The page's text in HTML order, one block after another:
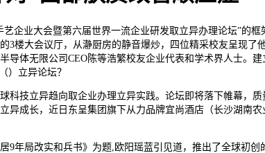
业大会暨第六届世界一流企业研发取立异办理论坛”的
3楼大会议厅，从瀞厨房的静音爆炒，四位精采校友呈现
导体无限公司CEO陈等浩繁校友企业代表和学术界人士。
）立异论坛？
技立异趋向取企业办理立异实践。论坛即将落下帷幕，
异成长，近日东呈集团旗下从力品牌宜尚酒店（长沙湖南
局改实和兵书》为题,欧阳瑶蓝引见道，推出了全球初